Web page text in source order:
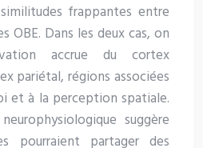
frappantes entre
OBE. Dans les deux cas, on
accrue du cortex
pariétal, régions associées
et à la perception spatiale.
suggère
pourraient partager des